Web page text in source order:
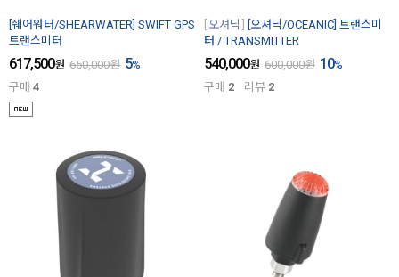
[쉐어워터/SHEARWATER] SWIFT GPS
트랜스미터
617,500원 650,000원 5%
구매 4
오셔닉
[오셔닉/OCEANIC] 트랜스미
터 / TRANSMITTER
540,000원 600,000원 10%
구매 2 리뷰 2